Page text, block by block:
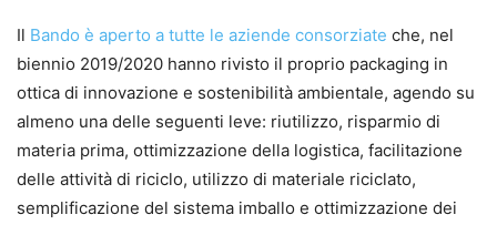
Il Bando è aperto a tutte le aziende consorziate che, nel
biennio 2019/2020 hanno rivisto il proprio packaging in
ottica di innovazione e sostenibilità ambientale, agendo su
almeno una delle seguenti leve: riutilizzo, risparmio di
materia prima, ottimizzazione della logistica, facilitazione
delle attività di riciclo, utilizzo di materiale riciclato,
semplificazione del sistema imballo e ottimizzazione dei